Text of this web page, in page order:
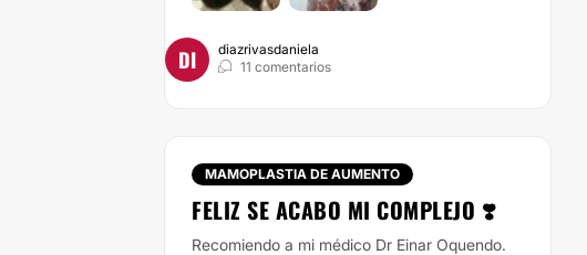
DI
diazrivasdaniela
11 comentarios
MAMOPLASTIA DE AUMENTO
FELIZ SE ACABO MI COMPLEJO ❣️
Recomiendo a mi médico Dr Einar Oquendo.